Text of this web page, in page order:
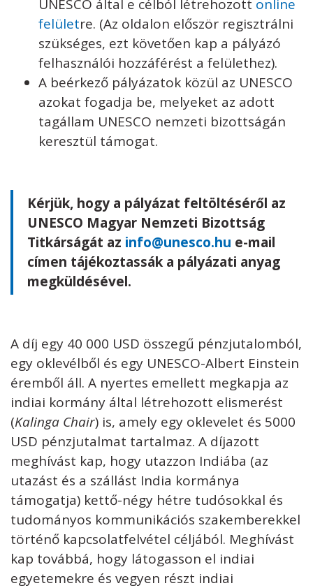
UNESCO által e célból létrehozott online
felületre. (Az oldalon először regisztrálni
szükséges, ezt követően kap a pályázó
felhasználói hozzáférést a felülethez).
A beérkező pályázatok közül az UNESCO
azokat fogadja be, melyeket az adott
tagállam UNESCO nemzeti bizottságán
keresztül támogat.
Kérjük, hogy a pályázat feltöltéséről az
UNESCO Magyar Nemzeti Bizottság
Titkárságát az info@unesco.hu e-mail
címen tájékoztassák a pályázati anyag
megküldésével.
A díj egy 40 000 USD összegű pénzjutalomból,
egy oklevélből és egy UNESCO-Albert Einstein
éremből áll. A nyertes emellett megkapja az
indiai kormány által létrehozott elismerést
(Kalinga Chair) is, amely egy oklevelet és 5000
USD pénzjutalmat tartalmaz. A díjazott
meghívást kap, hogy utazzon Indiába (az
utazást és a szállást India kormánya
támogatja) kettő-négy hétre tudósokkal és
tudományos kommunikációs szakemberekkel
történő kapcsolatfelvétel céljából. Meghívást
kap továbbá, hogy látogasson el indiai
egyetemekre és vegyen részt indiai